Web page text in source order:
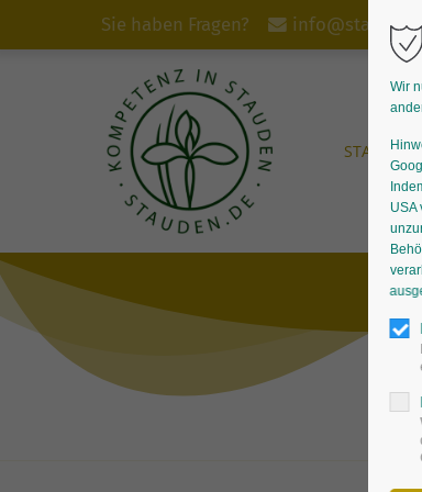
Sie haben Fragen?
START
Wir
USA